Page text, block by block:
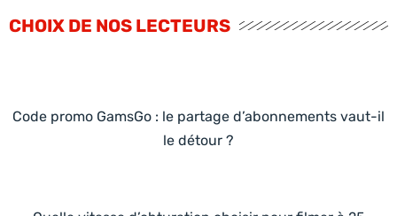
CHOIX DE NOS LECTEURS
Code promo GamsGo : le partage d’abonnements vaut-il
le détour ?